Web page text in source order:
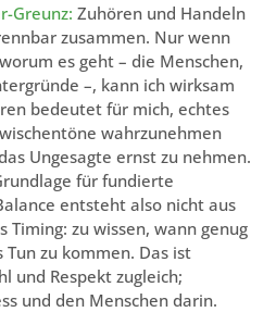
Greunz: Zuhören und Handeln
zusammen. Nur wenn
es geht – die Menschen,
–, kann ich wirksam
bedeutet für mich, echtes
wahrzunehmen
Ungesagte ernst zu nehmen.
für fundierte
entsteht also nicht aus
Timing: zu wissen, wann genug
zu kommen. Das ist
und Respekt zugleich;
und den Menschen darin.